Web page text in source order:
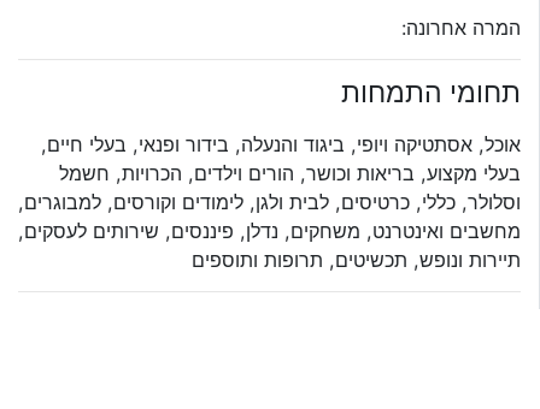
המרה אחרונה:
תחומי התמחות
אוכל, אסתטיקה ויופי, ביגוד והנעלה, בידור ופנאי, בעלי חיים,
בעלי מקצוע, בריאות וכושר, הורים וילדים, הכרויות, חשמל
וסלולר, כללי, כרטיסים, לבית ולגן, לימודים וקורסים, למבוגרים,
מחשבים ואינטרנט, משחקים, נדלן, פיננסים, שירותים לעסקים,
תיירות ונופש, תכשיטים, תרופות ותוספים